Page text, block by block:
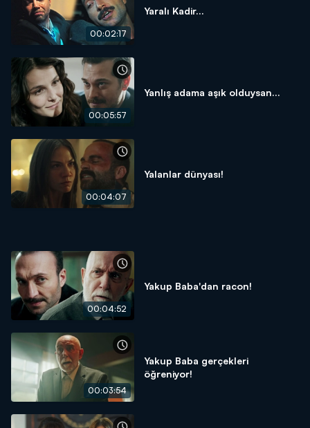
00:02:17
Yaralı Kadir...
00:05:57
Yanlış adama aşık olduysan...
00:04:07
Yalanlar dünyası!
00:04:52
Yakup Baba'dan racon!
00:03:54
Yakup Baba gerçekleri
öğreniyor!